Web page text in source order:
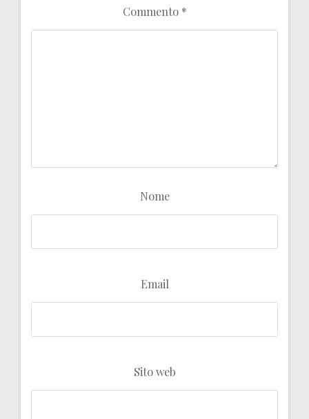
Commento *
Nome
Email
Sito web